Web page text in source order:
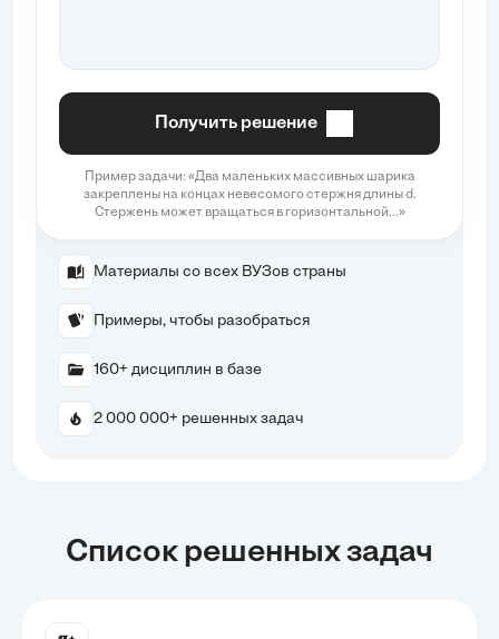
Получить решение
Пример задачи: «Два маленьких массивных шарика
закреплены на концах невесомого стержня длины d.
Стержень может вращаться в горизонтальной...»
Материалы со всех ВУЗов страны
Примеры, чтобы разобраться
160+ дисциплин в базе
2 000 000+ решенных задач
Список решенных задач